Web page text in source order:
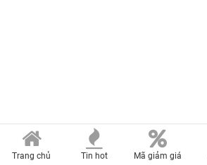
Trang chủ Tin hot Mã giảm giá